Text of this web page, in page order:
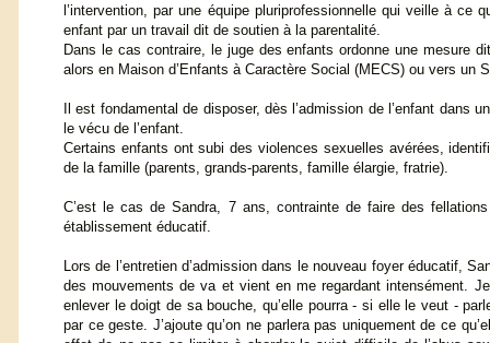
l’intervention, par une équipe pluriprofessionnelle qui veille à
enfant par un travail dit de soutien à la parentalité.
Dans le cas contraire, le juge des enfants ordonne une mesure
alors en Maison d’Enfants à Caractère Social (MECS) ou vers un
Il est fondamental de disposer, dès l’admission de l’enfant dans
le vécu de l’enfant.
Certains enfants ont subi des violences sexuelles avérées,
de la famille (parents, grands-parents, famille élargie, fratrie).
C’est le cas de Sandra, 7 ans, contrainte de faire des
établissement éducatif.
Lors de l’entretien d’admission dans le nouveau foyer éducatif,
des mouvements de va et vient en me regardant intensément.
enlever le doigt de sa bouche, qu’elle pourra - si elle le veut -
par ce geste. J’ajoute qu’on ne parlera pas uniquement de ce